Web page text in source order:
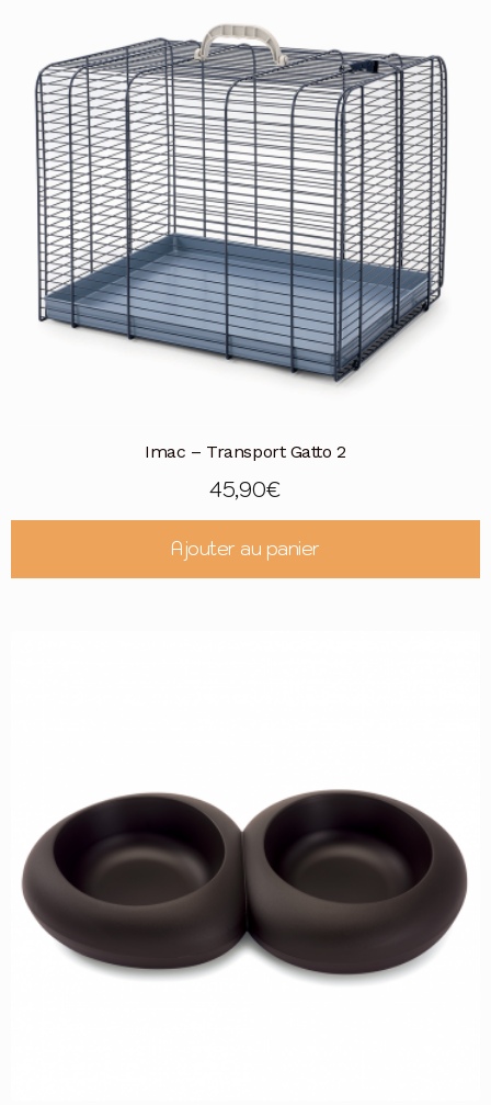
Imac – Transport Gatto 2
45,90€
Ajouter au panier